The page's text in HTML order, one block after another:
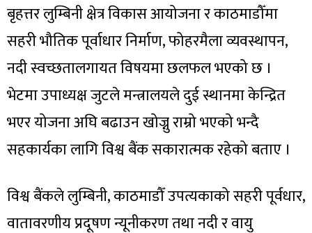
बृहत्तर लुम्बिनी क्षेत्र विकास आयोजना र काठमाडौँमा
सहरी भौतिक पूर्वाधार निर्माण, फोहरमैला व्यवस्थापन,
नदी स्वच्छतालगायत विषयमा छलफल भएको छ ।
भेटमा उपाध्यक्ष जुटले मन्त्रालयले दुई स्थानमा केन्द्रित
भएर योजना अघि बढाउन खोज्नु राम्रो भएको भन्दै
सहकार्यका लागि विश्व बैंक सकारात्मक रहेको बताए ।
विश्व बैंकले लुम्बिनी, काठमाडौँ उपत्यकाको सहरी पूर्वधार,
वातावरणीय प्रदूषण न्यूनीकरण तथा नदी र वायु